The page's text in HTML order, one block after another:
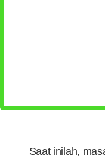
Saat inilah,